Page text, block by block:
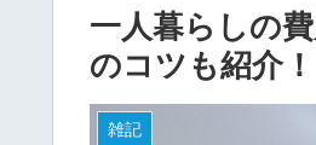
一人暮らしの
のコツも紹介！
雑記